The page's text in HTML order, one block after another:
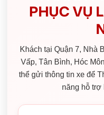
PHỤC VỤ
Khách tại Quận 7, Nhà
Vấp, Tân Bình, Hóc
thể gửi thông tin xe để
năng hỗ trợ